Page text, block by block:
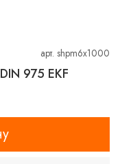
арт. shpm6x1000
975 EKF